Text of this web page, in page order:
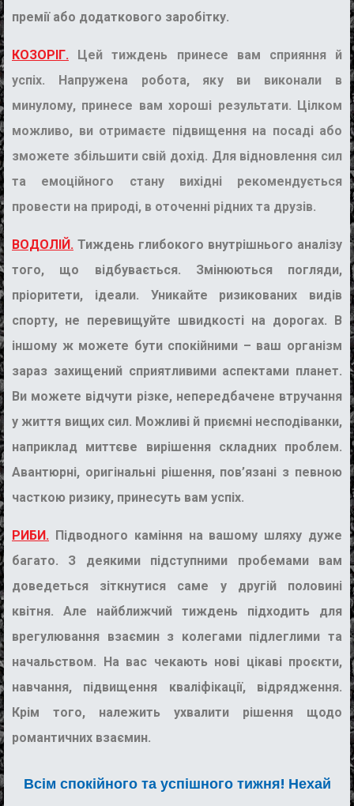
премії або додаткового заробітку.
КОЗОРІГ. Цей тиждень принесе вам сприяння й
успіх. Напружена робота, яку ви виконали в
минулому, принесе вам хороші результати. Цілком
можливо, ви отримаєте підвищення на посаді або
зможете збільшити свій дохід. Для відновлення сил
та емоційного стану вихідні рекомендується
провести на природі, в оточенні рідних та друзів.
ВОДОЛІЙ. Тиждень глибокого внутрішнього аналізу
того, що відбувається. Змінюються погляди,
пріоритети, ідеали. Уникайте ризикованих видів
спорту, не перевищуйте швидкості на дорогах. В
іншому ж можете бути спокійними – ваш організм
зараз захищений сприятливими аспектами планет.
Ви можете відчути різке, непередбачене втручання
у життя вищих сил. Можливі й приємні несподіванки,
наприклад миттєве вирішення складних проблем.
Авантюрні, оригінальні рішення, пов’язані з певною
часткою ризику, принесуть вам успіх.
РИБИ. Підводного каміння на вашому шляху дуже
багато. З деякими підступними пробемами вам
доведеться зіткнутися саме у другій половині
квітня. Але найближчий тиждень підходить для
врегулювання взаємин з колегами підлеглими та
начальством. На вас чекають нові цікаві проєкти,
навчання, підвищення кваліфікації, відрядження.
Крім того, належить ухвалити рішення щодо
романтичних взаємин.
Всім спокійного та успішного тижня! Нехай